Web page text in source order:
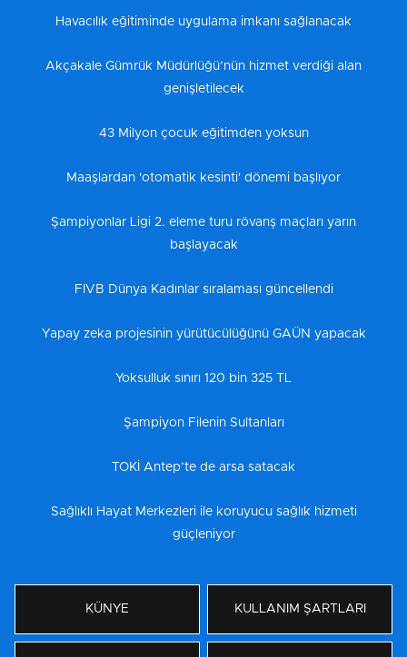
Havacılık eğitiminde uygulama imkanı sağlanacak
Akçakale Gümrük Müdürlüğü’nün hizmet verdiği alan
genişletilecek
43 Milyon çocuk eğitimden yoksun
Maaşlardan 'otomatik kesinti' dönemi başlıyor
Şampiyonlar Ligi 2. eleme turu rövanş maçları yarın
başlayacak
FIVB Dünya Kadınlar sıralaması güncellendi
Yapay zeka projesinin yürütücülüğünü GAÜN yapacak
Yoksulluk sınırı 120 bin 325 TL
Şampiyon Filenin Sultanları
TOKİ Antep’te de arsa satacak
Sağlıklı Hayat Merkezleri ile koruyucu sağlık hizmeti
güçleniyor
KÜNYE KULLANIM ŞARTLARI